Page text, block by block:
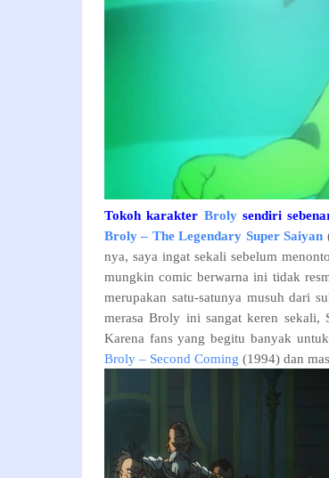
Tokoh karakter Brolysendiri
Broly – The Legendary Super Saiyan
nya, saya ingat sekali sebelum
mungkin comic berwarna ini tidak
merupakan satu-satunya musuh dari
merasaBroly ini sangat keren sekali,
Karena fans yang begitu banyak
Broly – Second Coming (1994) dan